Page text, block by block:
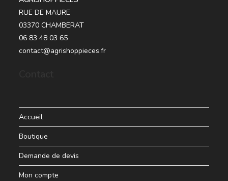
RUE DE MAURE
03370 CHAMBERAT
06 83 48 03 65
contact@agrishoppieces.fr
Accueil
Boutique
Demande de devis
Mon compte